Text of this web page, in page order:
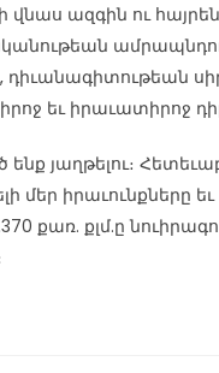
վնաս ազգին ու
դիւանագիտութեան
եւ իրաւատիրոջ
յաղթելու։
մեր իրաւունքները
քառ. քլմ.ը